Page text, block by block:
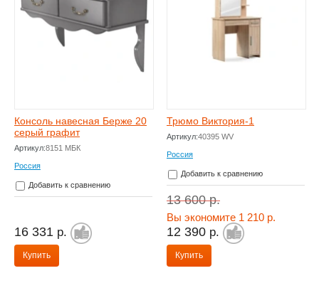
Консоль навесная Берже 20
серый графит
Артикул:8151 МБК
Россия
Добавить к сравнению
16 331 р.
Купить
Трюмо Виктория-1
Артикул:40395 WV
Россия
Добавить к сравнению
13 600р.
Вы экономите 1 210 р.
12 390 р.
Купить